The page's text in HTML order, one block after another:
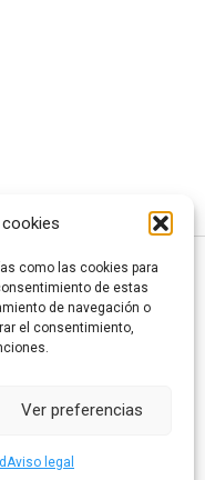
como las cookies para
de estas
de navegación o
el consentimiento,
Ver preferencias
Aviso legal